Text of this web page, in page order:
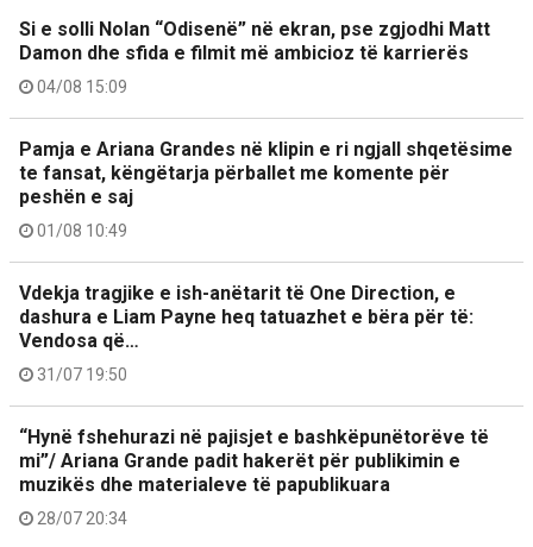
Si e solli Nolan “Odisenë” në ekran, pse zgjodhi Matt
Damon dhe sfida e filmit më ambicioz të karrierës
04/08 15:09
Pamja e Ariana Grandes në klipin e ri ngjall shqetësime
te fansat, këngëtarja përballet me komente për
peshën e saj
01/08 10:49
Vdekja tragjike e ish-anëtarit të One Direction, e
dashura e Liam Payne heq tatuazhet e bëra për të:
Vendosa që…
31/07 19:50
“Hynë fshehurazi në pajisjet e bashkëpunëtorëve të
mi”/ Ariana Grande padit hakerët për publikimin e
muzikës dhe materialeve të papublikuara
28/07 20:34